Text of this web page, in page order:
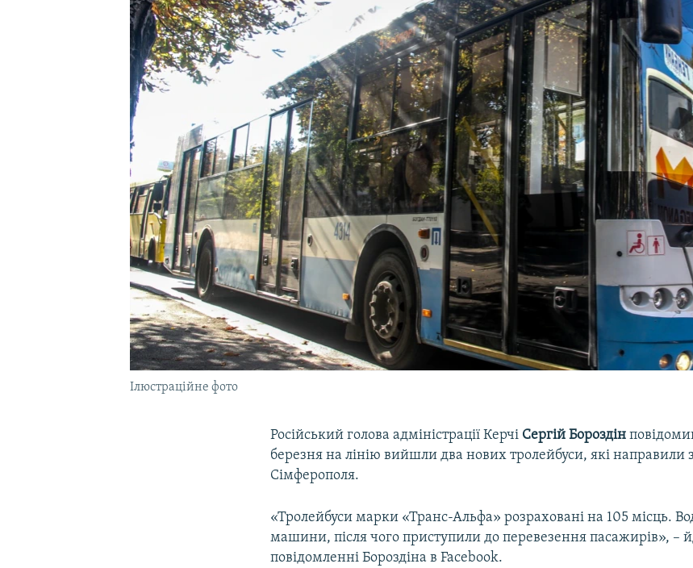
УКРАЇНСЬКА ПРОБЛЕМА КРИМУ
Ілюстраційне фото
Російський голова адміністрації Керчі Сергій Бороздін
березня на лінію вийшли два нових тролейбуси, які направили
Сімферополя.
«Тролейбуси марки «Транс-Альфа» розраховані на 105 місць.
машини, після чого приступили до перевезення пасажирів», –
повідомленні Бороздіна в Facebook.